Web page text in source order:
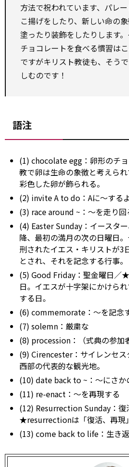
方法で祝われています、パレ
こ揚げをしたり、新しい命の
塗ったり装飾をしたりします
チョコレートを食べる慣習は
ですが――キリスト教徒も、そう
しむのです！
語注
(1) chocolate egg：卵形のチ
教で卵は生命の象徴と考えら
彩色した卵が飾られる。
(2) invite A to do：Aに～する
(3) race around ~：～を走り回
(4) Easter Sunday：イースタ
降、最初の満月の次の日曜日
刑されたイエス・キリストが3
とされ、それを記念する行事。
(5) Good Friday：聖金曜日／
日。イエスが十字架にかけら
する日。
(6) commemorate：～を記念
(7) solemn：厳粛な
(8) procession：（式典の参加
(9) Cirencester：サイレンセ
西部の代表的な観光地。
(10) date back to ~：～にさか
(11) re-enact：～を再現する
(12) Resurrection Sunday：復
★resurrectionは「復活、再現
(13) come back to life：生き